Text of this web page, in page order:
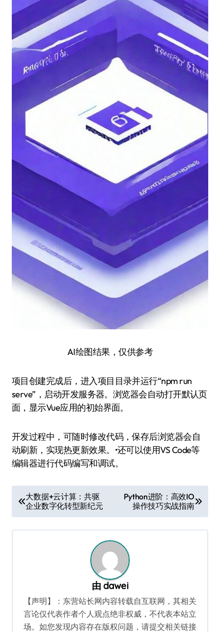
AI绘图结果，仅供参考
项目创建完成后，进入项目目录并运行“npm run
serve”，启动开发服务器。浏览器会自动打开默认页
面，显示Vue应用的初始界面。
开发过程中，可随时修改代码，保存后浏览器会自
动刷新，实现热更新效果。•还可以使用VS Code等
编辑器进行代码编写和调试。
章
导
大数据+云计算：共驱
企业数字化转型新纪元
Python进阶：高效IO
操作技巧实战指南
由 dawei
【声明】：东营站长网内容转载自互联网，其相关
言论仅代表作者个人观点绝非权威，不代表本站立
场。如您发现内容存在版权问题，请提交相关链接